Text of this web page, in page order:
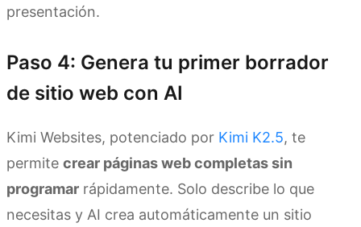
presentación.
Paso 4: Genera tu primer borrador
de sitio web con AI
Kimi Websites, potenciado por Kimi K2.5, te
permite crear páginas web completas sin
programar rápidamente. Solo describe lo que
necesitas y AI crea automáticamente un sitio